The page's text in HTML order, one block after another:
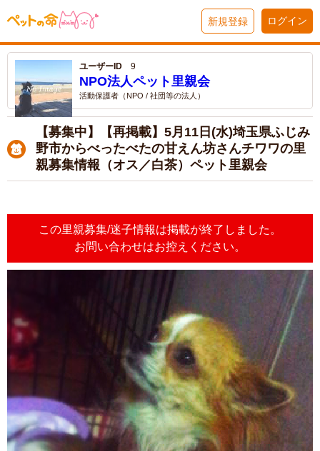
新規登録 ログイン
ユーザーID 9
NPO法人ペット里親会
活動保護者（NPO / 社団等の法人）
【募集中】【再掲載】5月11日(水)埼玉県ふじみ
野市からべったべたの甘えん坊さんチワワの里
親募集情報（オス／白茶）ペット里親会
この里親募集/迷子情報は掲載が終了しました。
お問い合わせはお控えください。